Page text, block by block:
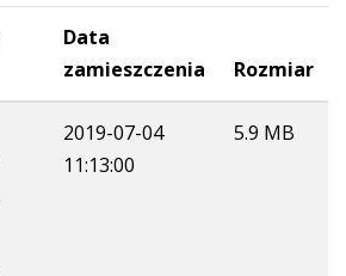
Data
zamieszczenia
Rozmiar
2019-07-04
11:13:00
5.9 MB